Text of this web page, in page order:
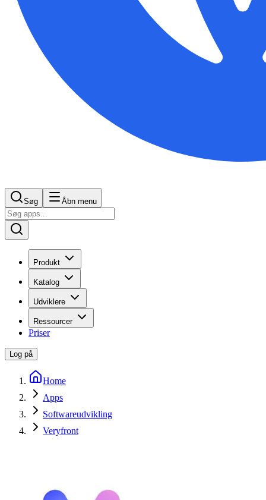
Søg Åbn menu
Produkt
Katalog
Udviklere
Ressourcer
Priser
Log på
Home
Apps
Softwareudvikling
Veryfront